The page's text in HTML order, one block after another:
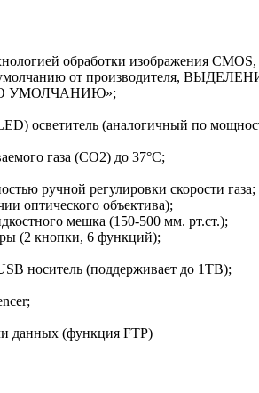
обработки изображения
от производителя,
«ПО УМОЛЧАНИЮ»;
осветитель (аналогичный по
газа (CO2) до 37°С;
ручной регулировки скорости газа;
оптического объектива);
мешка (150-500 мм. рт.ст.);
(2 кнопки, 6 функций);
носитель (поддерживает до 1ТB);
данных (функция FTP)